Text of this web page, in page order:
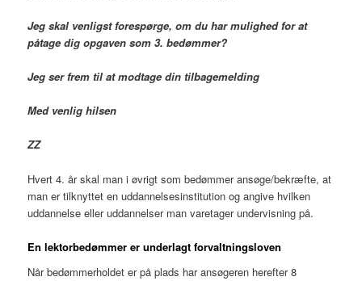
Jeg skal venligst forespørge, om du har mulighed for at
påtage dig opgaven som 3. bedømmer?
Jeg ser frem til at modtage din tilbagemelding
Med venlig hilsen
ZZ
Hvert 4. år skal man i øvrigt som bedømmer ansøge/bekræfte, at
man er tilknyttet en uddannelsesinstitution og angive hvilken
uddannelse eller uddannelser man varetager undervisning på.
En lektorbedømmer er underlagt forvaltningsloven
Når bedømmerholdet er på plads har ansøgeren herefter 8